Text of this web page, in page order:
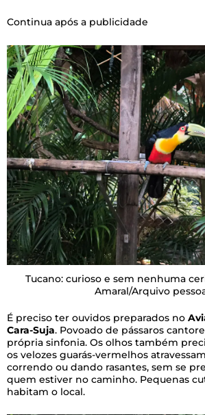
Continua após a publicidade
Tucano: curioso e sem nenhuma
Amaral/Arquivo
É preciso ter ouvidos preparados no
Cara-Suja. Povoado de pássaros
própria sinfonia. Os olhos também
os velozes guarás-vermelhos
correndo ou dando rasantes, sem se
quem estiver no caminho. Pequenas
habitam o local.